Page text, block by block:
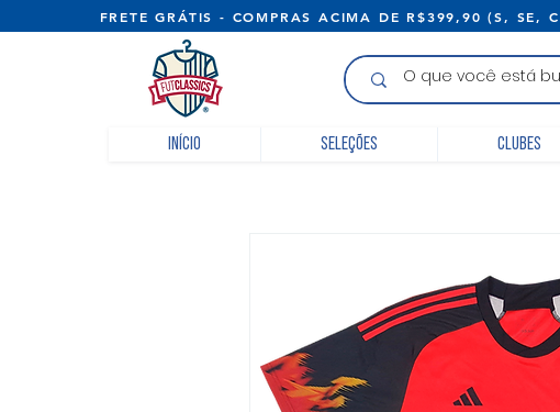
FRETE GRÁTIS - COMPRAS ACIMA DE
Início Seleções Clubes